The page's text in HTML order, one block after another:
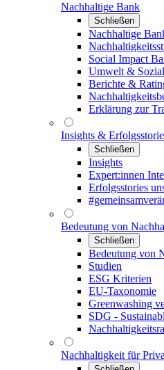
Nachhaltige Bank
Schließen
Nachhaltige
Social Impact
Umwelt &
Berichte &
Erklärung zur
Insights &
Schließen
Insights
Expert:innen
Erfolgsstories
Bedeutung von
Schließen
Bedeutung von
Studien
ESG Kriterien
EU-Taxonomie
Greenwashing
SDG -
Nachhaltigkeit für